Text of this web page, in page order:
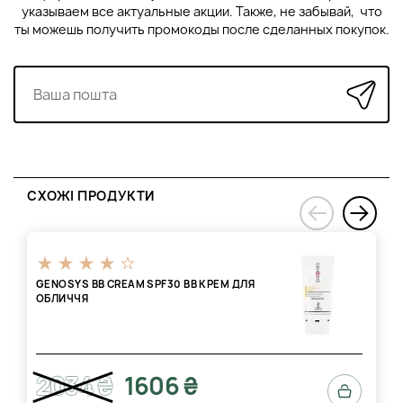
указываем все актуальные акции. Также, не забывай, что
ты можешь получить промокоды после сделанных покупок.
СХОЖІ ПРОДУКТИ
GENOSYS BB CREAM SPF30 ВВ КРЕМ ДЛЯ
ОБЛИЧЧЯ
2034 ₴ 1606 ₴
‹
›